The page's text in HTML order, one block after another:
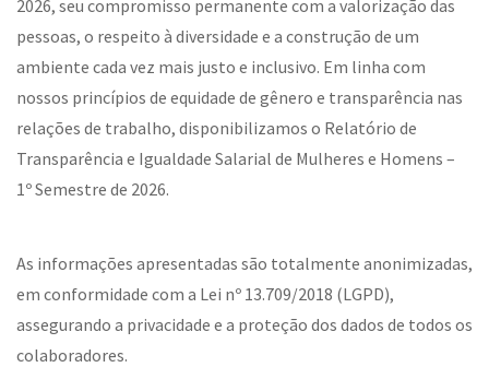
2026, seu compromisso permanente com a valorização das
pessoas, o respeito à diversidade e a construção de um
ambiente cada vez mais justo e inclusivo. Em linha com
nossos princípios de equidade de gênero e transparência nas
relações de trabalho, disponibilizamos o Relatório de
Transparência e Igualdade Salarial de Mulheres e Homens –
1º Semestre de 2026.
As informações apresentadas são totalmente anonimizadas,
em conformidade com a Lei nº 13.709/2018 (LGPD),
assegurando a privacidade e a proteção dos dados de todos os
colaboradores.